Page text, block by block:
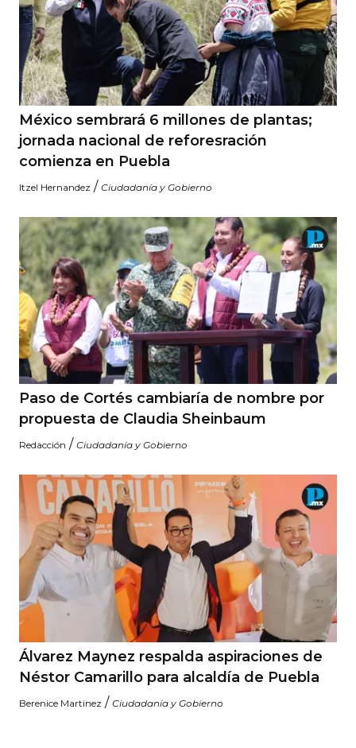
México sembrará 6 millones de plantas;
jornada nacional de reforesración
comienza en Puebla
Itzel Hernandez / Ciudadanía y Gobierno
Paso de Cortés cambiaría de nombre por
propuesta de Claudia Sheinbaum
Redacción / Ciudadanía y Gobierno
Álvarez Maynez respalda aspiraciones de
Néstor Camarillo para alcaldía de Puebla
Berenice Martinez / Ciudadanía y Gobierno